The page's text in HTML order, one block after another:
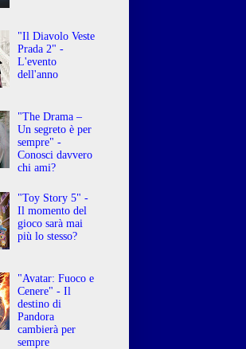
"Il Diavolo Veste
Prada 2" -
L'evento
dell'anno
"The Drama –
Un segreto è per
sempre" -
Conosci davvero
chi ami?
"Toy Story 5" -
Il momento del
gioco sarà mai
più lo stesso?
"Avatar: Fuoco e
Cenere" - Il
destino di
Pandora
cambierà per
sempre